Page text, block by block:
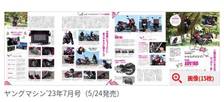
画像(15枚)
ヤングマシン’23年7月号（5/24発売）